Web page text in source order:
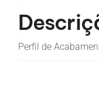
Perfil de